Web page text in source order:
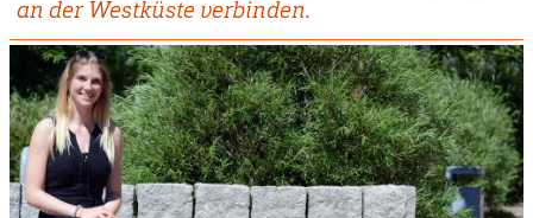
an der Westküste verbinden.